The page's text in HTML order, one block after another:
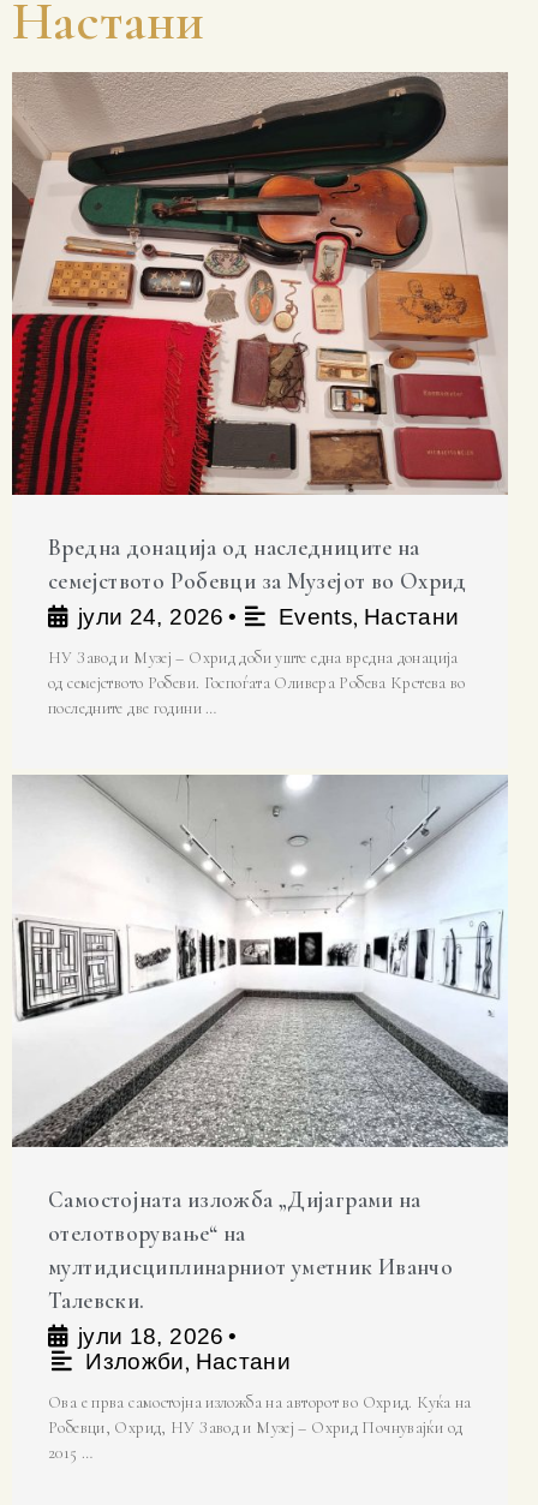
Настани
Вредна донација од наследниците на
семејството Робевци за Музејот во Охрид
јули 24, 2026 • Events, Настани
НУ Завод и Музеј – Охрид доби уште една вредна донација
од семејството Робеви. Госпоѓата Оливера Робева Крстева во
последните две години …
Самостојната изложба „Дијаграми на
отелотворување“ на
мултидисциплинарниот уметник Иванчо
Талевски.
јули 18, 2026 •
Изложби, Настани
Ова е прва самостојна изложба на авторот во Охрид. Куќа на
Робевци, Охрид, НУ Завод и Музеј – Охрид Почнувајќи од
2015 …